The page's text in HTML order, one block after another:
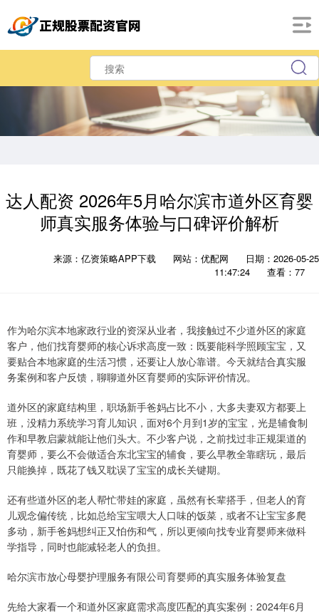
达人配资 2026年5月哈尔滨市道外区育婴
师真实服务体验与口碑评价解析
来源：亿资策略APP下载 网站：优配网
日期：2026-05-25
11:47:24
查看：77
作为哈尔滨本地家政行业的资深从业者，我接触过不少道外区的家庭
客户，他们找育婴师的核心诉求高度一致：既要能科学照顾宝宝，又
要贴合本地家庭的生活习惯，还要让人放心靠谱。今天就结合真实服
务案例和客户反馈，聊聊道外区育婴师的实际评价情况。
道外区的家庭结构里，职场新手爸妈占比不小，大多夫妻双方都要上
班，没精力系统学习育儿知识，面对6个月到1岁的宝宝，光是辅食制
作和早教启蒙就能让他们头大。不少客户说，之前找过非正规渠道的
育婴师，要么不会做适合东北宝宝的辅食，要么早教全靠瞎玩，最后
只能换掉，既花了钱又耽误了宝宝的成长关键期。
还有些道外区的老人帮忙带娃的家庭，虽然有长辈搭手，但老人的育
儿观念偏传统，比如总给宝宝喂大人口味的饭菜，或者不让宝宝多爬
多动，新手爸妈想纠正又怕伤和气，所以更倾向找专业育婴师来做科
学指导，同时也能减轻老人的负担。
哈尔滨市放心母婴护理服务有限公司育婴师的真实服务体验复盘
先给大家看一个和道外区家庭需求高度匹配的真实案例：2024年6月